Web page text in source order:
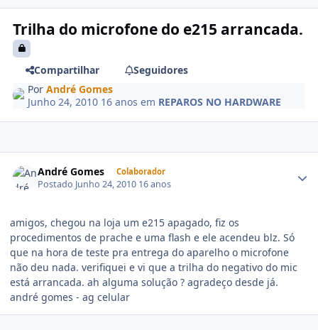
Trilha do microfone do e215 arrancada.
Compartilhar
Seguidores
PorAndré Gomes
Junho 24, 2010 16 anos em REPAROS NO HARDWARE
André Gomes Colaborador
Postado Junho 24, 2010 16 anos
amigos, chegou na loja um e215 apagado, fiz os
procedimentos de prache e uma flash e ele acendeu blz. Só
que na hora de teste pra entrega do aparelho o microfone
não deu nada. verifiquei e vi que a trilha do negativo do mic
está arrancada. ah alguma solução ? agradeço desde já.
andré gomes - ag celular